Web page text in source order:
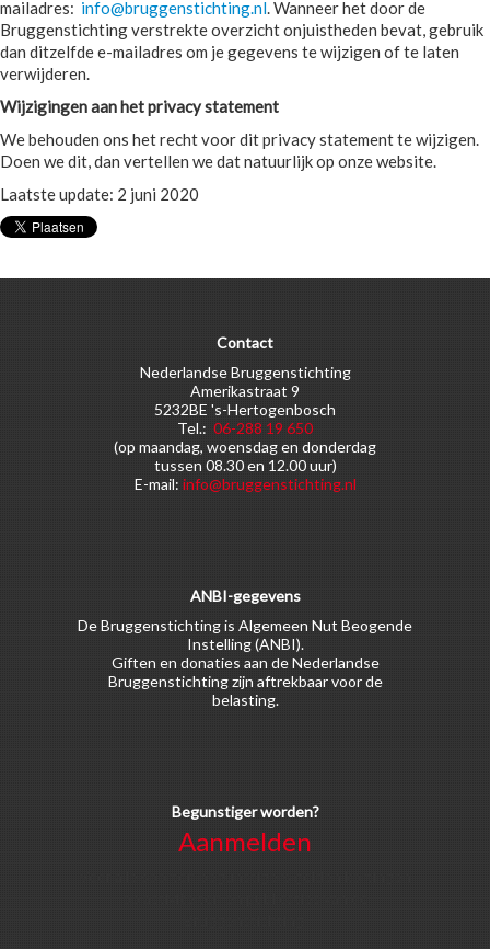
mailadres: info@bruggenstichting.nl. Wanneer het door de
Bruggenstichting verstrekte overzicht onjuistheden bevat, gebruik
dan ditzelfde e-mailadres om je gegevens te wijzigen of te laten
verwijderen.
Wijzigingen aan het privacy statement
We behouden ons het recht voor dit privacy statement te wijzigen.
Doen we dit, dan vertellen we dat natuurlijk op onze website.
Laatste update: 2 juni 2020
Contact
Nederlandse Bruggenstichting
Amerikastraat 9
5232BE 's-Hertogenbosch
Tel.: 06-288 19 650
(op maandag, woensdag en donderdag
tussen 08.30 en 12.00 uur)
E-mail: info@bruggenstichting.nl
ANBI-gegevens
De Bruggenstichting is Algemeen Nut Beogende
Instelling (ANBI).
Giften en donaties aan de Nederlandse
Bruggenstichting zijn aftrekbaar voor de
belasting.
Begunstiger worden?
Aanmelden